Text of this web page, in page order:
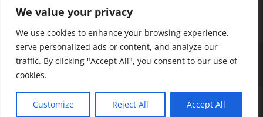
We value your privacy
We use cookies to enhance your browsing experience,
serve personalized ads or content, and analyze our
traffic. By clicking "Accept All", you consent to our use of
cookies.
Customize Reject All Accept All
X
हमसे जुड़ें
आधिकारिक नीति पृष्ठ (Privacy Policy)
Copyright © All rights reserved. MoreNews द्धारा AF